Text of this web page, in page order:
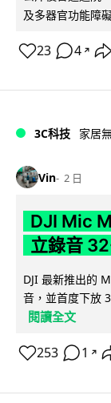
及多器官功能障
23 4 ↗
3C科技 家居
Vin 2 日
DJI Mic
立錄音
DJI 最新推出的
音，並首度下放
閱讀全文
253 1 ↗